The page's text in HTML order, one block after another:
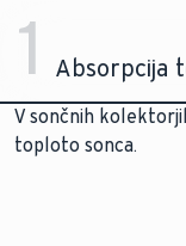
1 Absorpcija
V sončnih
toploto sonca.